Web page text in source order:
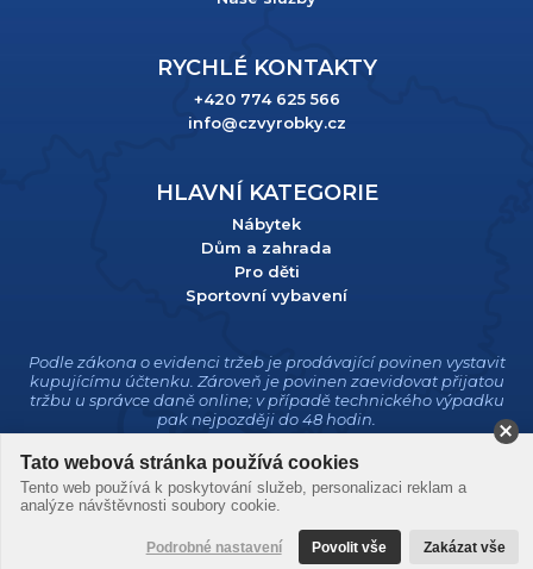
RYCHLÉ KONTAKTY
+420 774 625 566
info@czvyrobky.cz
HLAVNÍ KATEGORIE
Nábytek
Dům a zahrada
Pro děti
Sportovní vybavení
Podle zákona o evidenci tržeb je prodávající povinen vystavit
kupujícímu účtenku. Zároveň je povinen zaevidovat přijatou
tržbu u správce daně online; v případě technického výpadku
pak nejpozději do 48 hodin.
Tato webová stránka používá cookies
Tento web používá k poskytování služeb, personalizaci reklam a
analýze návštěvnosti soubory cookie.
Podrobné nastavení Povolit vše Zakázat vše